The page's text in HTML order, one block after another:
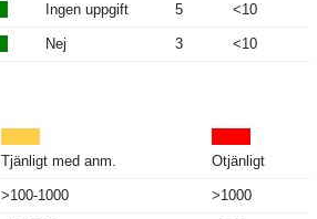
Ingen uppgift 5 <10
Nej 3 <10
Tjänligt med anm. Otjänligt
>100-1000 >1000